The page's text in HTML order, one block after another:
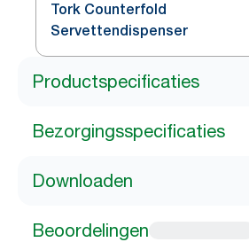
Tork Counterfold
Servettendispenser
Productspecificaties
Bezorgingsspecificaties
Downloaden
Beoordelingen